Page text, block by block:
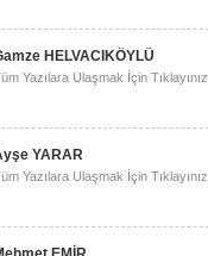
HELVACIKÖYLÜ
Yazılara Ulaşmak İçin Tıklayınız.
YARAR
Yazılara Ulaşmak İçin Tıklayınız.